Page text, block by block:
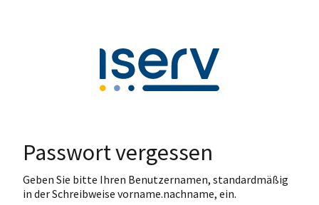
Passwort vergessen
Geben Sie bitte Ihren Benutzernamen, standardmäßig
in der Schreibweise vorname.nachname, ein.